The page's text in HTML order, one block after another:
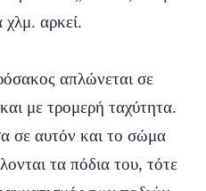
χλμ. αρκεί.
απλώνεται σε
με τρομερή ταχύτητα.
σε αυτόν και το σώμα
τα πόδια του, τότε